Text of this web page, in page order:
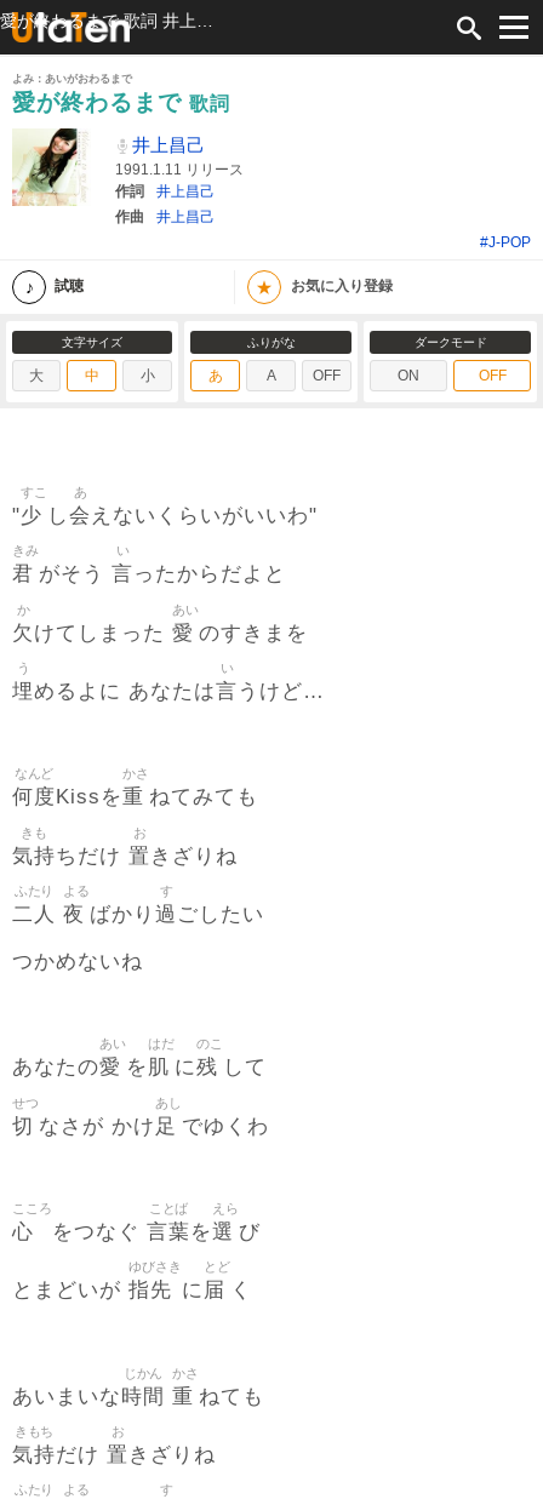
よみ：あいがおわるまで
愛が終わるまで 歌詞
井上昌己
1991.1.11 リリース
作詞
井上昌己
作曲
井上昌己
#J-POP
試聴 ★ お気に入り登録
文字サイズ
大 中 小
ふりがな
あ A OFF
ダークモード
ON OFF
"少
すこ
し会
あ
えないくらいがいいわ"
君
きみ
がそう 言
い
ったからだよと
欠
か
けてしまった 愛
あい
のすきまを
埋
う
めるよに あなたは言
い
うけど…
何度
なんど
Kissを重
かさ
ねてみても
気持
きも
ちだけ 置
お
きざりね
二人
ふたり
夜
よる
ばかり 過
す
ごしたい
つかめないね
あなたの愛
あい
を肌
はだ
に残
のこ
して
切
せつ
なさが かけ 足
あし
でゆくわ
心
こころ
をつなぐ 言葉
ことば
を選
えら
び
とまどいが 指先
ゆびさき
に 届
とど
く
あいまいな時間
じかん
重
かさ
ねても
気持
きもち
だけ 置
お
きざりね
ふたり よる す